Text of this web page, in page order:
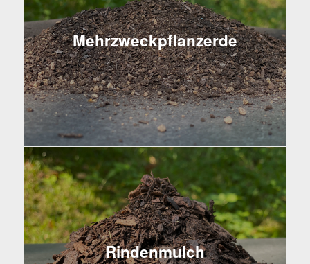
Mehrzweckpflanzerde
Rindenmulch